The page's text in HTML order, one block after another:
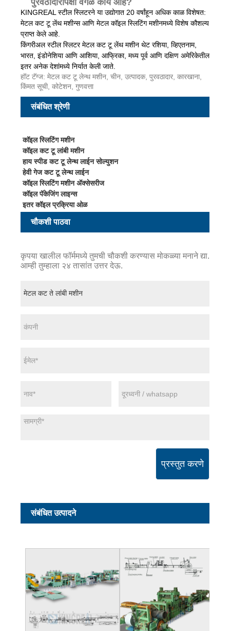
KINGREAL स्टील स्लिटरने या उद्योगात 20 वर्षांहून अधिक काळ विशेषत:
मेटल कट टू लेंथ मशीन्स आणि मेटल कॉइल स्लिटिंग मशीनमध्ये विशेष कौशल्य
प्राप्त केले आहे.
किंगरीअल स्टील स्लिटर मेटल कट टू लेंथ मशीन थेट रशिया, व्हिएतनाम,
भारत, इंडोनेशिया आणि आशिया, आफ्रिका, मध्य पूर्व आणि दक्षिण अमेरिकेतील
इतर अनेक देशांमध्ये निर्यात केली जाते.
हॉट टॅग्ज: मेटल कट टू लेन्थ मशीन, चीन, उत्पादक, पुरवठादार, कारखाना,
किंमत सूची, कोटेशन, गुणवत्ता
संबंधित श्रेणी
कॉइल स्लिटिंग मशीन
कॉइल कट टू लांबी मशीन
हाय स्पीड कट टू लेन्थ लाईन सोल्युशन
हेवी गेज कट टू लेन्थ लाईन
कॉइल स्लिटिंग मशीन ॲक्सेसरीज
कॉइल पॅकेजिंग लाइन्स
इतर कॉइल प्रक्रिया ओळ
चौकशी पाठवा
कृपया खालील फॉर्ममध्ये तुमची चौकशी करण्यास मोकळ्या मनाने द्या.
आम्ही तुम्हाला २४ तासांत उत्तर देऊ.
प्रस्तुत करणे
संबंधित उत्पादने